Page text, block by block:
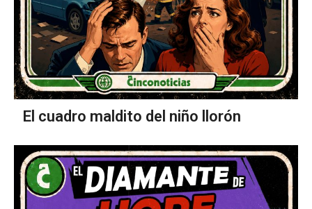
El cuadro maldito del niño llorón